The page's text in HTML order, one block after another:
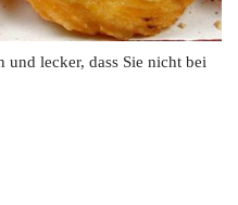
und lecker, dass Sie nicht bei